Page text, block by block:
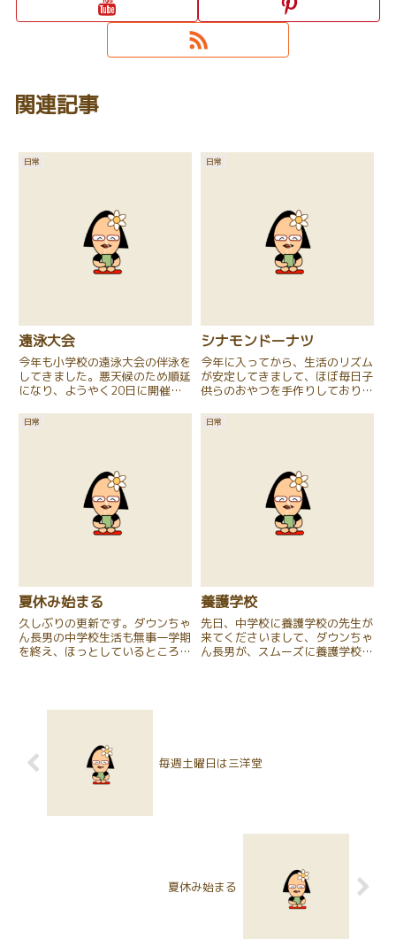
関連記事
日常
遠泳大会
今年も小学校の遠泳大会の伴泳を
してきました。悪天候のため順延
になり、ようやく20日に開催さ
たよ。今年は長女が5年生で、遠
日常
シナモンドーナツ
今年に入ってから、生活のリズム
が安定してきまして、ほぼ毎日子
供らのおやつを手作りしておりま
つ？？って感じでした。以前な
日常
夏休み始まる
久しぶりの更新です。ダウンちゃ
ん長男の中学校生活も無事一学期
を終え、ほっとしているところで
出来ません。私達の言ってる事が
日常
養護学校
先日、中学校に養護学校の先生が
来てくださいまして、ダウンちゃ
ん長男が、スムーズに養護学校の
毎週土曜日は三洋堂
夏休み始まる